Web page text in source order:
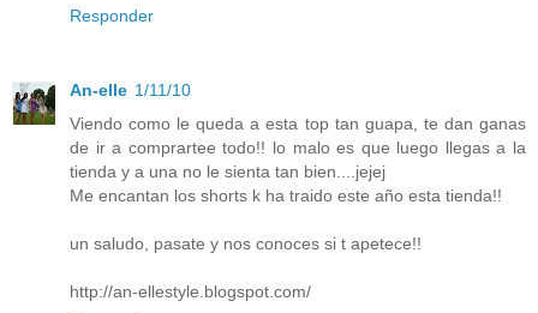
Responder
An-elle 1/11/10
Viendo como le queda a esta top tan guapa, te dan ganas
de ir a comprartee todo!! lo malo es que luego llegas a la
tienda y a una no le sienta tan bien....jejej
Me encantan los shorts k ha traido este año esta tienda!!
un saludo, pasate y nos conoces si t apetece!!
http://an-ellestyle.blogspot.com/